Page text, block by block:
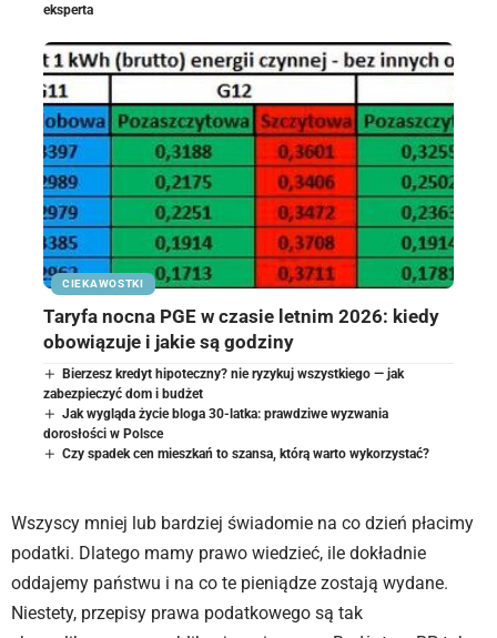
eksperta
CIEKAWOSTKI
Taryfa nocna PGE w czasie letnim 2026: kiedy
obowiązuje i jakie są godziny
Bierzesz kredyt hipoteczny? nie ryzykuj wszystkiego — jak
zabezpieczyć dom i budżet
Jak wygląda życie bloga 30-latka: prawdziwe wyzwania
dorosłości w Polsce
Czy spadek cen mieszkań to szansa, którą warto wykorzystać?
Wszyscy mniej lub bardziej świadomie na co dzień płacimy
podatki. Dlatego mamy prawo wiedzieć, ile dokładnie
oddajemy państwu i na co te pieniądze zostają wydane.
Niestety, przepisy prawa podatkowego są tak